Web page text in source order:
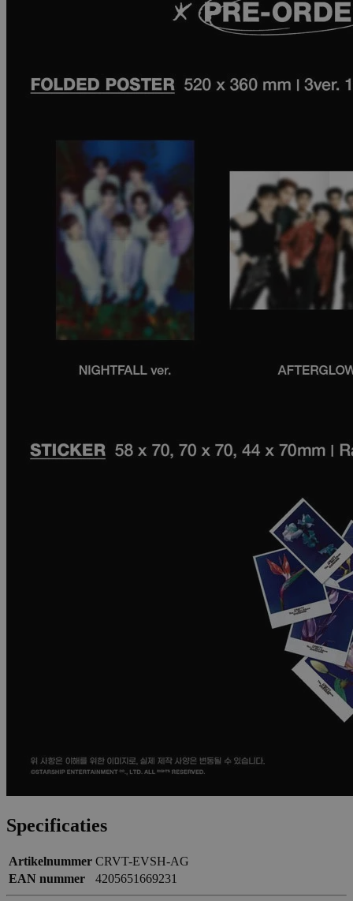
Specificaties
Artikelnummer CRVT-EVSH-AG
EAN nummer
4205651669231